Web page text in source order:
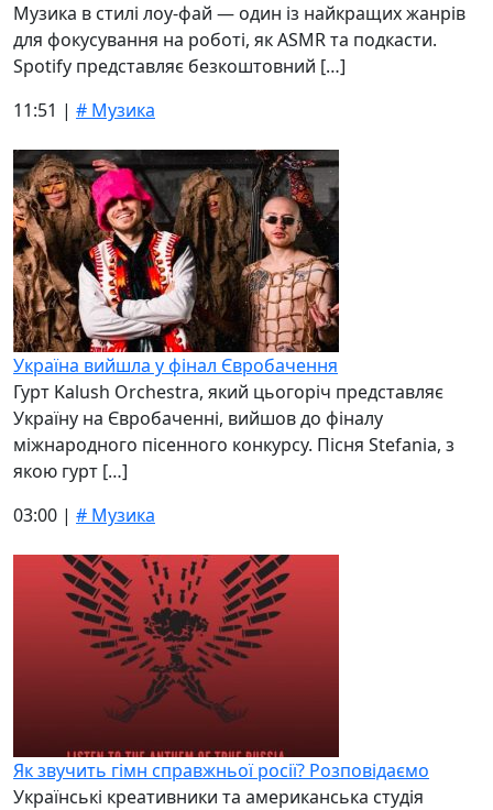
Музика в стилі лоу-фай — один із найкращих жанрів
для фокусування на роботі, як ASMR та подкасти.
Spotify представляє безкоштовний […]
11:51 | # Музика
Україна вийшла у фінал Євробачення
Гурт Kalush Orchestra, який цьогоріч представляє
Україну на Євробаченні, вийшов до фіналу
міжнародного пісенного конкурсу. Пісня Stefania, з
якою гурт […]
03:00 | # Музика
Як звучить гімн справжньої росії? Розповідаємо
Українські креативники та американська студія